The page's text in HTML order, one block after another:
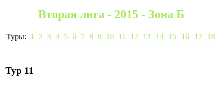
Вторая лига - 2015 - Зона Б
Туры: 1 2 3 4 5 6 7 8 9 10 11 12 13 14 15 16 17 18
Тур 11